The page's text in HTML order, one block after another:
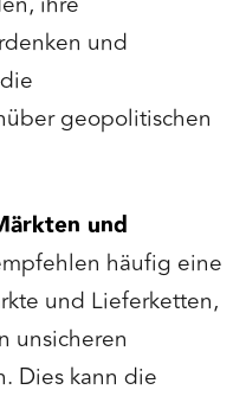
und
geopolitischen
und
häufig eine
und Lieferketten,
unsicheren
Dies kann die